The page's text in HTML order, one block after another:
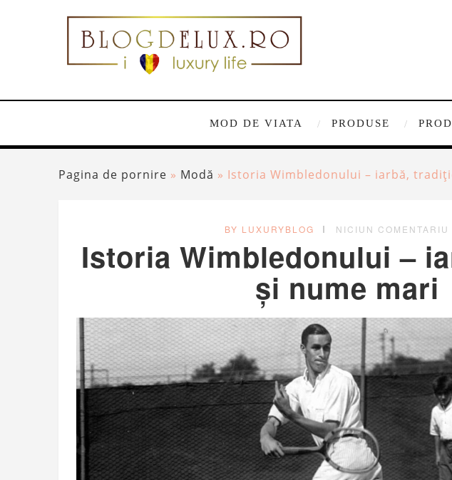
MOD DE VIATA PRODUSE
Pagina de pornire » Modă » Istoria Wimbledonului – iarbă,
BY LUXURYBLOG NICIUN COMENTARIU
Istoria Wimbledonului –
și nume mari